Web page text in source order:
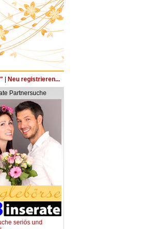
Neu registrieren...
Partnersuche
seriös und